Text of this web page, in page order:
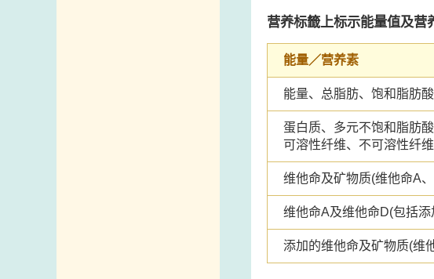
营养标籤上标示能量值及营
能量／营养素
能量、总脂肪、饱和脂肪
蛋白质、多元不饱和脂肪
可溶性纤维、不可溶性纤
维他命及矿物质(维他命A
维他命A及维他命D(包括添
添加的维他命及矿物质(维